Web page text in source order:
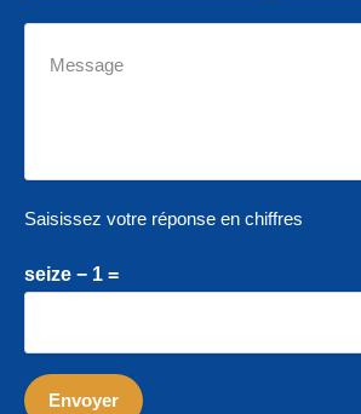
Saisissez votre réponse en chiffres
seize − 1 =